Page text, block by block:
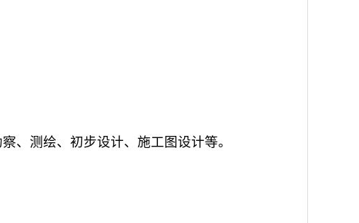
、测绘、初步设计、施工图设计等。